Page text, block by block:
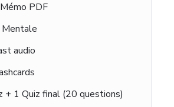
PDF
audio
+ 1 Quiz final (20 questions)